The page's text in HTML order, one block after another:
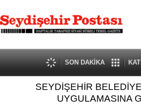
SON DAKİKA
SEYDİŞEHİR
UYGULAMASINA